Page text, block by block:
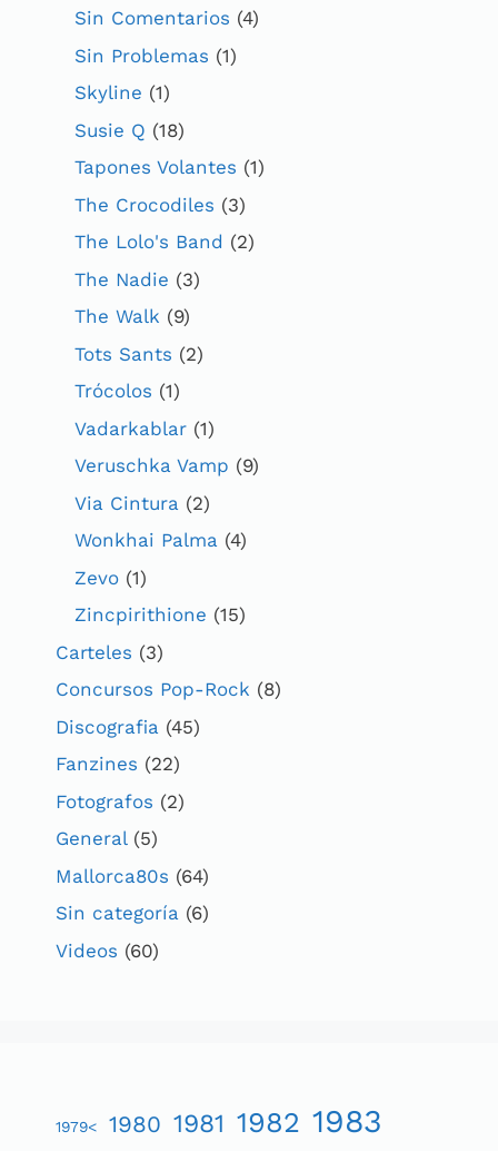
Sin Comentarios (4)
Sin Problemas (1)
Skyline (1)
Susie Q (18)
Tapones Volantes (1)
The Crocodiles (3)
The Lolo's Band (2)
The Nadie (3)
The Walk (9)
Tots Sants (2)
Trócolos (1)
Vadarkablar (1)
Veruschka Vamp (9)
Via Cintura (2)
Wonkhai Palma (4)
Zevo (1)
Zincpirithione (15)
Carteles (3)
Concursos Pop-Rock (8)
Discografia (45)
Fanzines (22)
Fotografos (2)
General(5)
Mallorca80s (64)
Sin categoría (6)
Videos (60)
1979< 1980 1981 1982 1983